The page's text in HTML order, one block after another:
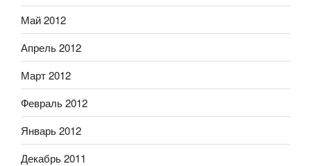
Май 2012
Апрель 2012
Март 2012
Февраль 2012
Январь 2012
Декабрь 2011